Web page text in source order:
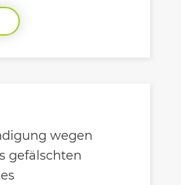
wegen
gefälschten